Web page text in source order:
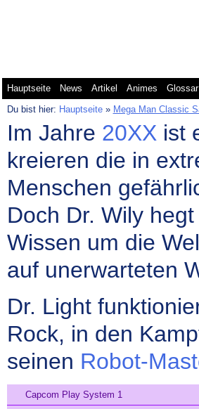
Hauptseite News Artikel Animes Glossar
Du bist hier: Hauptseite» Mega Man Classic
Im Jahre 20XX ist
kreieren die in
Menschen
Doch Dr. Wily
Wissen um die
auf unerwarteten
Dr. Light
Rock, in den
seinen Robot-
Capcom Play System 1